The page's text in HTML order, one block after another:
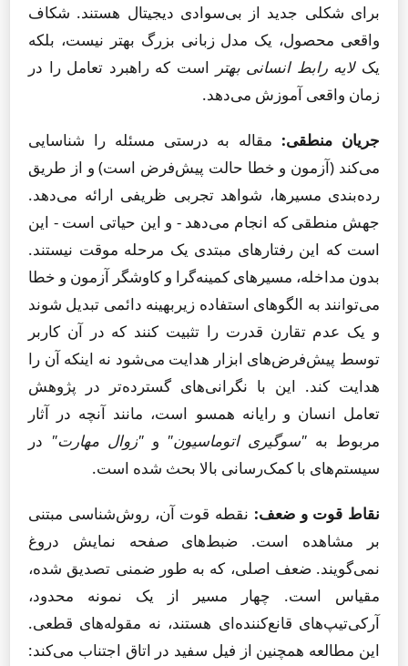
برای شکلی جدید از بی‌سوادی دیجیتال هستند. شکاف
واقعی محصول، یک مدل زبانی بزرگ بهتر نیست، بلکه
یکلایه رابط انسانی بهتر است که راهبرد تعامل را در
زمان واقعی آموزش می‌دهد.
جریان منطقی: مقاله به درستی مسئله را شناسایی
می‌کند (آزمون و خطا حالت پیش‌فرض است) و از طریق
رده‌بندی مسیرها، شواهد تجربی ظریفی ارائه می‌دهد.
جهش منطقی که انجام می‌دهد - و این حیاتی است - این
است که این رفتارهای مبتدی یک مرحله موقت نیستند.
بدون مداخله، مسیرهای کمینه‌گرا و کاوشگر آزمون و خطا
می‌توانند به الگوهای استفاده زیربهینه دائمی تبدیل شوند
و یک عدم تقارن قدرت را تثبیت کنند که در آن کاربر
توسط پیش‌فرض‌های ابزار هدایت می‌شود نه اینکه آن را
هدایت کند. این با نگرانی‌های گسترده‌تر در پژوهش
تعامل انسان و رایانه همسو است، مانند آنچه در آثار
مربوط به "سوگیری اتوماسیون" و"زوال مهارت" در
سیستم‌های با کمک‌رسانی بالا بحث شده است.
نقاط قوت و ضعف: نقطه قوت آن، روش‌شناسی مبتنی
بر مشاهده است. ضبط‌های صفحه نمایش دروغ
نمی‌گویند. ضعف اصلی، که به طور ضمنی تصدیق شده،
مقیاس است. چهار مسیر از یک نمونه محدود،
آرکی‌تیپ‌های قانع‌کننده‌ای هستند، نه مقوله‌های قطعی.
این مطالعه همچنین از فیل سفید در اتاق اجتناب می‌کند: